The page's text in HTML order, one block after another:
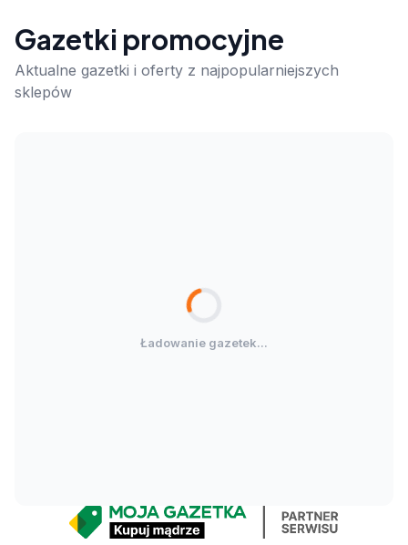
Gazetki promocyjne
Aktualne gazetki i oferty z najpopularniejszych
sklepów
Ładowanie gazetek...